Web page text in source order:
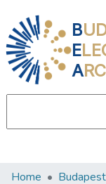
B
E
A
Communities &
Home